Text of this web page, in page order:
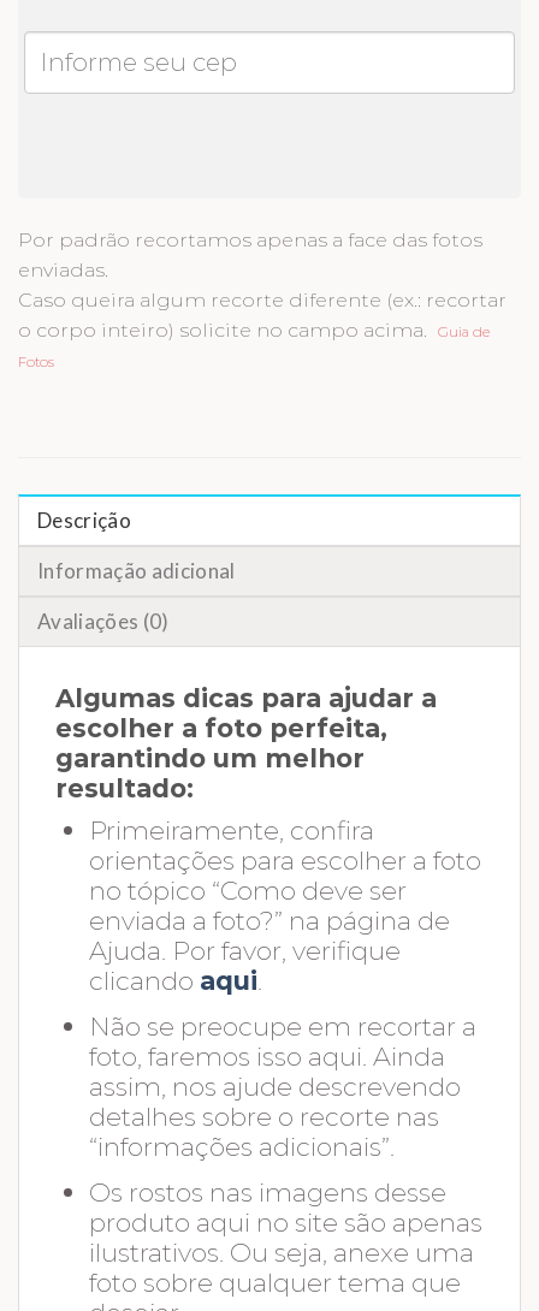
Por padrão recortamos apenas a face das fotos
enviadas.
Caso queira algum recorte diferente (ex.: recortar
o corpo inteiro) solicite no campo acima.
Guia de
Fotos
Descrição
Informação adicional
Avaliações (0)
Algumas dicas para ajudar a
escolher a foto perfeita,
garantindo um melhor
resultado:
Primeiramente, confira
orientações para escolher a foto
no tópico “Como deve ser
enviada a foto?” na página de
Ajuda. Por favor, verifique
clicando aqui.
Não se preocupe em recortar a
foto, faremos isso aqui. Ainda
assim, nos ajude descrevendo
detalhes sobre o recorte nas
“informações adicionais”.
Os rostos nas imagens desse
produto aqui no site são apenas
ilustrativos. Ou seja, anexe uma
foto sobre qualquer tema que